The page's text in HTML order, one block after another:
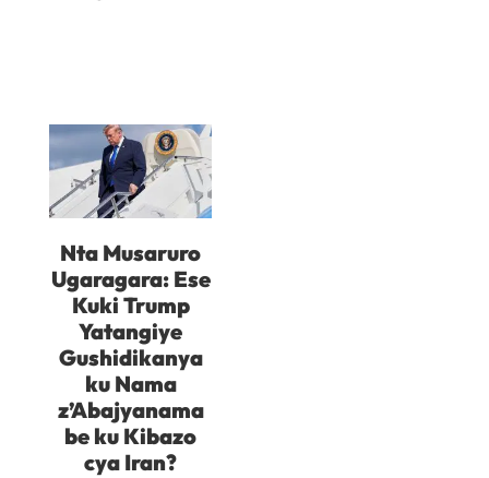
Nta Musaruro
Ugaragara: Ese
Kuki Trump
Yatangiye
Gushidikanya
ku Nama
z’Abajyanama
be ku Kibazo
cya Iran?